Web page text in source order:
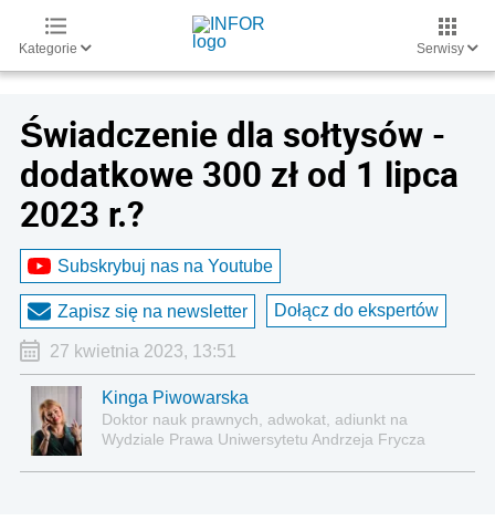
Kategorie Serwisy
Świadczenie dla sołtysów -
dodatkowe 300 zł od 1 lipca
2023 r.?
Subskrybuj nas na Youtube
Zapisz się na newsletter Dołącz do ekspertów
27 kwietnia 2023, 13:51
Kinga Piwowarska
Doktor nauk prawnych, adwokat, adiunkt na
Wydziale Prawa Uniwersytetu Andrzeja Frycza